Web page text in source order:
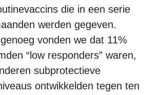
die in een serie
werden gegeven.
vonden we dat 11%
“low responders” waren,
subprotectieve
ontwikkelden tegen ten